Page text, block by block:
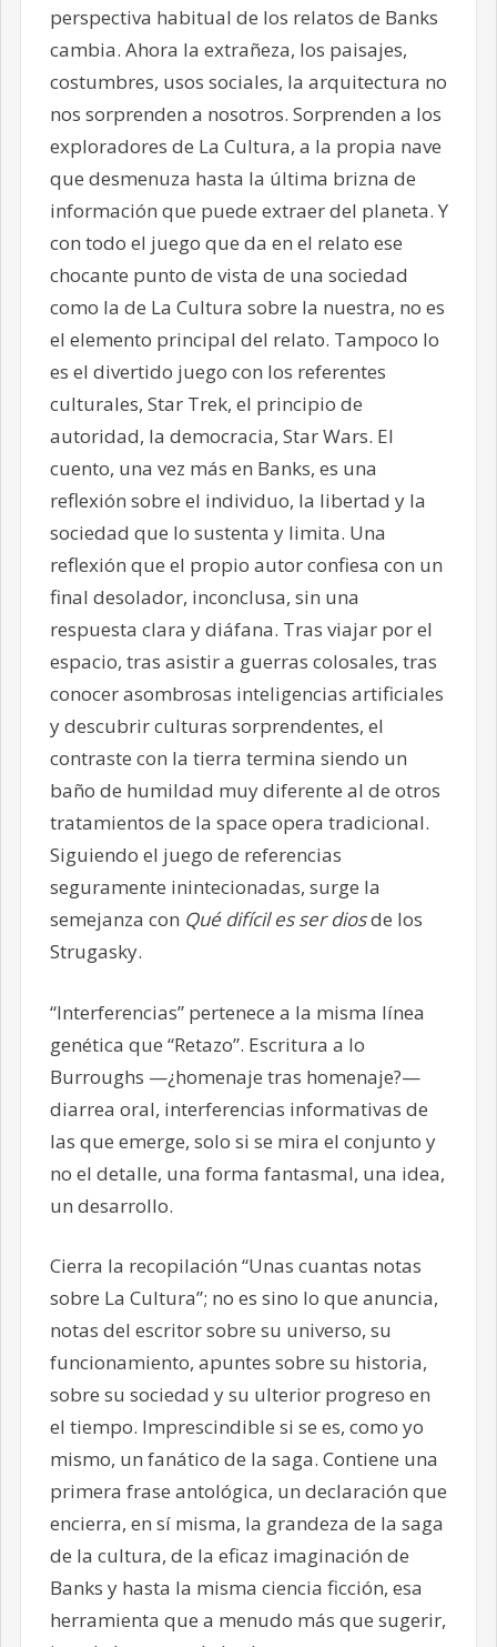
perspectiva habitual de los relatos de Banks
cambia. Ahora la extrañeza, los paisajes,
costumbres, usos sociales, la arquitectura no
nos sorprenden a nosotros. Sorprenden a los
exploradores de La Cultura, a la propia nave
que desmenuza hasta la última brizna de
información que puede extraer del planeta. Y
con todo el juego que da en el relato ese
chocante punto de vista de una sociedad
como la de La Cultura sobre la nuestra, no es
el elemento principal del relato. Tampoco lo
es el divertido juego con los referentes
culturales, Star Trek, el principio de
autoridad, la democracia, Star Wars. El
cuento, una vez más en Banks, es una
reflexión sobre el individuo, la libertad y la
sociedad que lo sustenta y limita. Una
reflexión que el propio autor confiesa con un
final desolador, inconclusa, sin una
respuesta clara y diáfana. Tras viajar por el
espacio, tras asistir a guerras colosales, tras
conocer asombrosas inteligencias artificiales
y descubrir culturas sorprendentes, el
contraste con la tierra termina siendo un
baño de humildad muy diferente al de otros
tratamientos de la space opera tradicional.
Siguiendo el juego de referencias
seguramente inintecionadas, surge la
semejanza con Qué difícil es ser diosde los
Strugasky.
“Interferencias” pertenece a la misma línea
genética que “Retazo”. Escritura a lo
Burroughs —¿homenaje tras homenaje?—
diarrea oral, interferencias informativas de
las que emerge, solo si se mira el conjunto y
no el detalle, una forma fantasmal, una idea,
un desarrollo.
Cierra la recopilación “Unas cuantas notas
sobre La Cultura”; no es sino lo que anuncia,
notas del escritor sobre su universo, su
funcionamiento, apuntes sobre su historia,
sobre su sociedad y su ulterior progreso en
el tiempo. Imprescindible si se es, como yo
mismo, un fanático de la saga. Contiene una
primera frase antológica, un declaración que
encierra, en sí misma, la grandeza de la saga
de la cultura, de la eficaz imaginación de
Banks y hasta la misma ciencia ficción, esa
herramienta que a menudo más que sugerir,